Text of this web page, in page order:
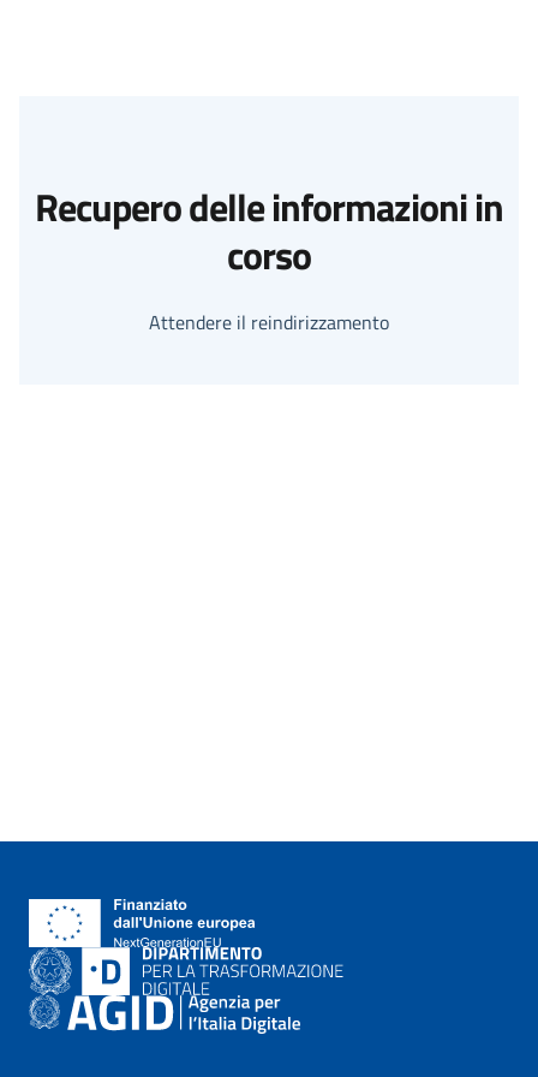
Recupero delle informazioni in
corso
Attendere il reindirizzamento